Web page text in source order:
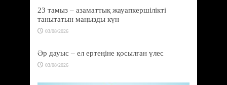
23 тамыз – азаматтық жауапкершілікті
танытатын маңызды күн
03/08/2026
Әр дауыс – ел ертеңіне қосылған үлес
03/08/2026